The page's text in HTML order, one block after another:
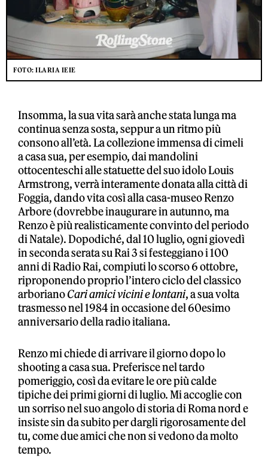
FOTO: ILARIA IEIE
Insomma, la sua vita sarà anche stata lunga ma
continua senza sosta, seppur a un ritmo più
consono all’età. La collezione immensa di cimeli
a casa sua, per esempio, dai mandolini
ottocenteschi alle statuette del suo idolo Louis
Armstrong, verrà interamente donata alla città di
Foggia, dando vita così alla casa-museo Renzo
Arbore (dovrebbe inaugurare in autunno, ma
Renzo è più realisticamente convinto del periodo
di Natale). Dopodiché, dal 10 luglio, ogni giovedì
in seconda serata su Rai 3 si festeggiano i 100
anni di Radio Rai, compiuti lo scorso 6 ottobre,
riproponendo proprio l’intero ciclo del classico
arborianoCari amici vicini e lontani, a sua volta
trasmesso nel 1984 in occasione del 60esimo
anniversario della radio italiana.
Renzo mi chiede di arrivare il giorno dopo lo
shooting a casa sua. Preferisce nel tardo
pomeriggio, così da evitare le ore più calde
tipiche dei primi giorni di luglio. Mi accoglie con
un sorriso nel suo angolo di storia di Roma nord e
insiste sin da subito per dargli rigorosamente del
tu, come due amici che non si vedono da molto
tempo.